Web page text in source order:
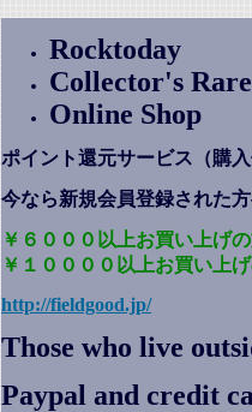
Rocktoday
Collector's
Online Shop
ポイント還元サービス（購入
今なら新規会員登録された
￥６０００以上お買い上げ
￥１００００以上お買い上
http://fieldgood.jp/
Those who live
Paypal and credit